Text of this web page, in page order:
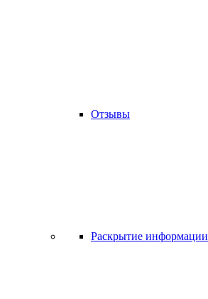
Отзывы
Раскрытие информации